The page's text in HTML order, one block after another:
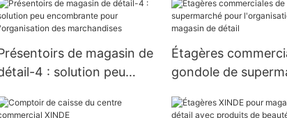
efficace
marchandises
de magasin de
4 : solution peu
des
Étagères
gondole de
magasin de détail